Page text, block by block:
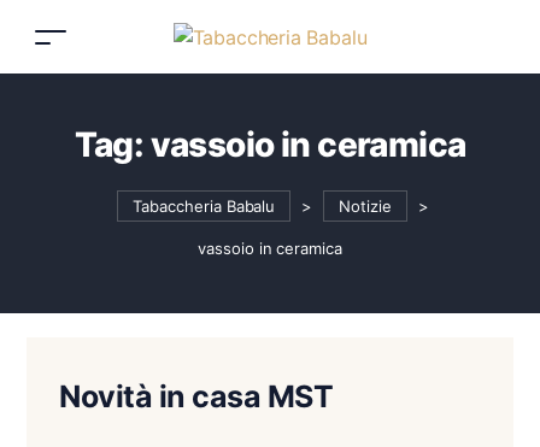
Tag: vassoio in ceramica
Tabaccheria Babalu > Notizie >
vassoio in ceramica
Novità in casa MST